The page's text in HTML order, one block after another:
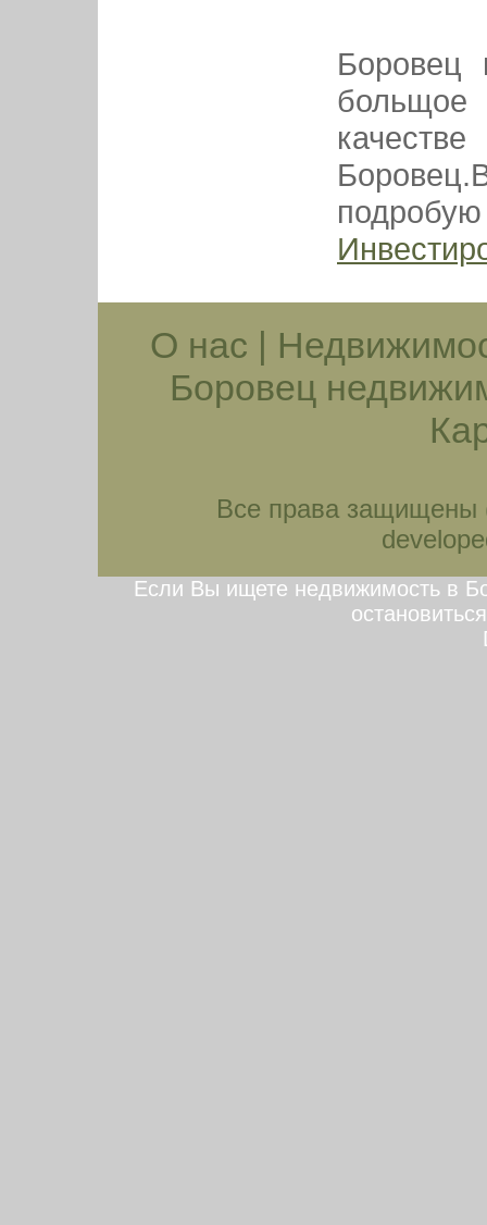
Боровец
О нас |
Боровец
Все права защищены
Если Вы ищете недвижимость в